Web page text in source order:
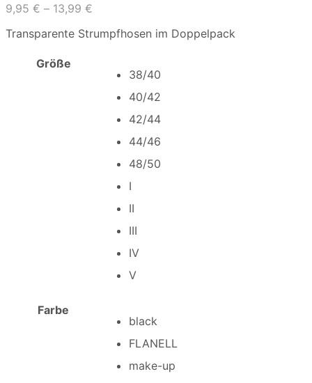
9,95 € – 13,99 €
Transparente Strumpfhosen im Doppelpack
Größe
38/40
40/42
42/44
44/46
48/50
I
II
III
IV
V
Farbe
black
FLANELL
make-up